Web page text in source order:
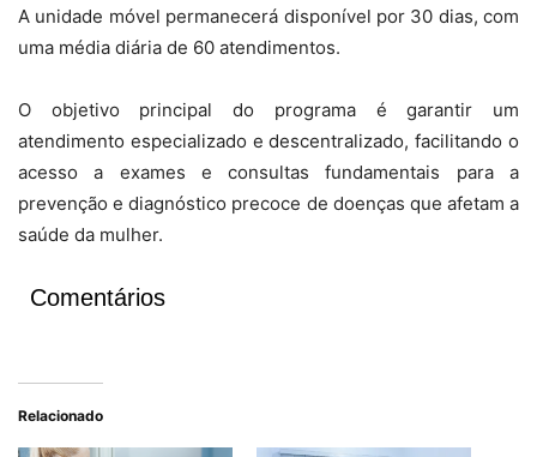
A unidade móvel permanecerá disponível por 30 dias, com
uma média diária de 60 atendimentos.
O objetivo principal do programa é garantir um
atendimento especializado e descentralizado, facilitando o
acesso a exames e consultas fundamentais para a
prevenção e diagnóstico precoce de doenças que afetam a
saúde da mulher.
Comentários
Relacionado